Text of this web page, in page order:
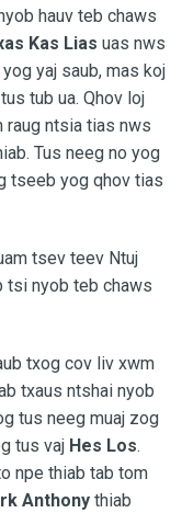
hauv teb chaws
Kas Lias uas nws
yaj saub, mas koj
tub ua. Qhov loj
raug ntsia tias nws
Tus neeg no yog
tseeb yog qhov tias
tsev teev Ntuj
tsi nyob teb chaws
txog cov liv xwm
txaus ntshai nyob
tus neeg muaj zog
tus vaj Hes Los.
npe thiab tab tom
Anthony thiab